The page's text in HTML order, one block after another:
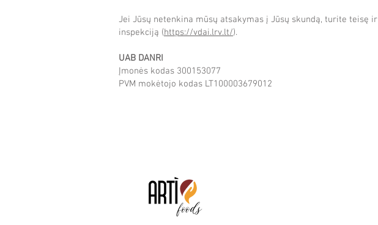
Jei Jūsų netenkina mūsų atsakymas į Jūsų skundą, turite teisę
inspekciją (https://vdai.lrv.lt/).
UAB DANRI
Įmonės kodas 300153077
PVM mokėtojo kodas LT100003679012